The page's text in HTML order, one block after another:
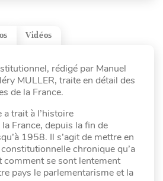
Vidéos
rédigé par Manuel
MULLER, traite en détail des
de la France.
trait à l’histoire
France, depuis la fin de
1958. Il s’agit de mettre en
chronique qu’a
comment se sont lentement
pays le parlementarisme et la